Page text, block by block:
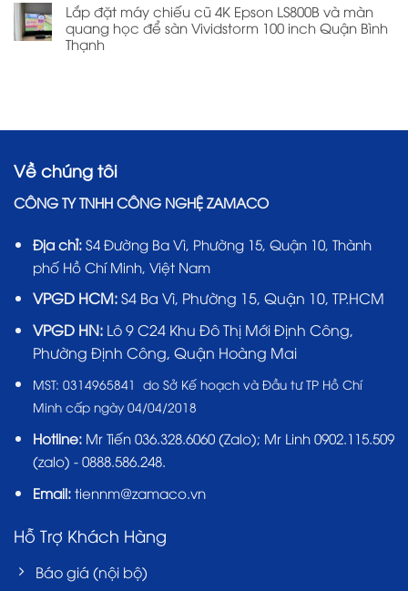
Lắp đặt máy chiếu cũ 4K Epson LS800B và màn
quang học để sàn Vividstorm 100 inch Quận Bình
Thạnh
Về chúng tôi
CÔNG TY TNHH CÔNG NGHỆ ZAMACO
Địa chỉ: S4 Đường Ba Vì, Phường 15, Quận 10, Thành
phố Hồ Chí Minh, Việt Nam
VPGD HCM:S4 Ba Vì, Phường 15, Quận 10, TP.HCM
VPGD HN:Lô 9 C24 Khu Đô Thị Mới Định Công,
Phường Định Công, Quận Hoàng Mai
MST: 0314965841 do Sở Kế hoạch và Đầu tư TP Hồ Chí
Minh cấp ngày 04/04/2018
Hotline: Mr Tiến 036.328.6060(Zalo); Mr Linh 0902.115.509
(zalo) - 0888.586.248.
Email:tiennm@zamaco.vn
Hỗ Trợ Khách Hàng
Báo giá (nội bộ)